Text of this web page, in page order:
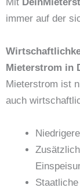
immer auf der
Mieterstrom in
Mieterstrom ist
auch